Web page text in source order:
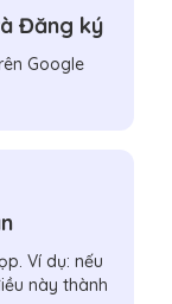
Đăng ký
Google
Ví dụ: nếu
này thành